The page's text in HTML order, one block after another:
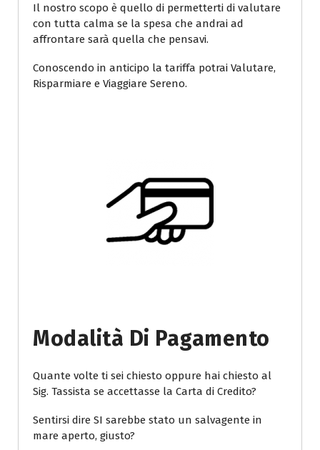
Il nostro scopo è quello di permetterti di valutare
con tutta calma se la spesa che andrai ad
affrontare sarà quella che pensavi.
Conoscendo in anticipo la tariffa potrai Valutare,
Risparmiare e Viaggiare Sereno.
Modalità Di Pagamento
Quante volte ti sei chiesto oppure hai chiesto al
Sig. Tassista se accettasse la Carta di Credito?
Sentirsi dire SI sarebbe stato un salvagente in
mare aperto, giusto?